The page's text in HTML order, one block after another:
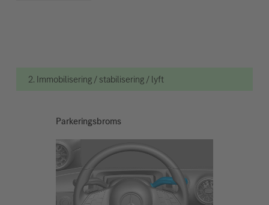
2. Immobilisering / stabilisering / lyft
Parkeringsbroms